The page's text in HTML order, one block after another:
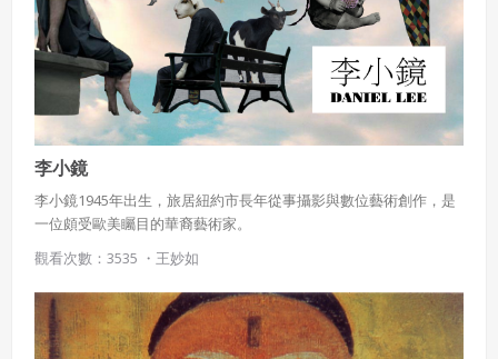
李小鏡
李小鏡1945年出生，旅居紐約市長年從事攝影與數位藝術創作，是
一位頗受歐美矚目的華裔藝術家。
觀看次數：3535 ・ 王妙如